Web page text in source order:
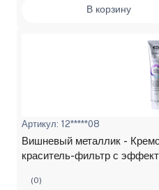
В корзину
Артикул: 12*****08
Вишневый металлик -
краситель-фильтр с
(0)